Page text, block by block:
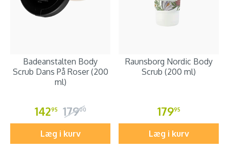
Badeanstalten Body
Scrub Dans På Roser (200
ml)
14295 17900
Læg i kurv
Raunsborg Nordic Body
Scrub (200 ml)
17995
Læg i kurv